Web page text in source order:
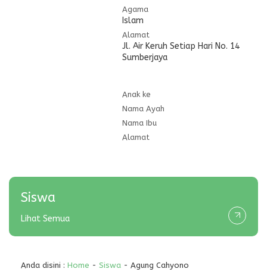
Agama
Islam
Alamat
Jl. Air Keruh Setiap Hari No. 14
Sumberjaya
Anak ke
Nama Ayah
Nama Ibu
Alamat
Siswa
Lihat Semua
Anda disini : Home - Siswa - Agung Cahyono